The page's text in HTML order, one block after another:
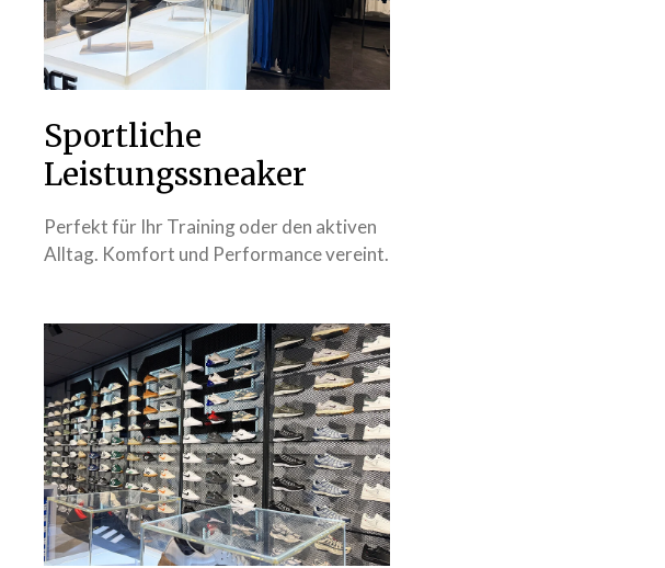
Sportliche
Leistungssneaker
Perfekt für Ihr Training oder den aktiven
Alltag. Komfort und Performance vereint.